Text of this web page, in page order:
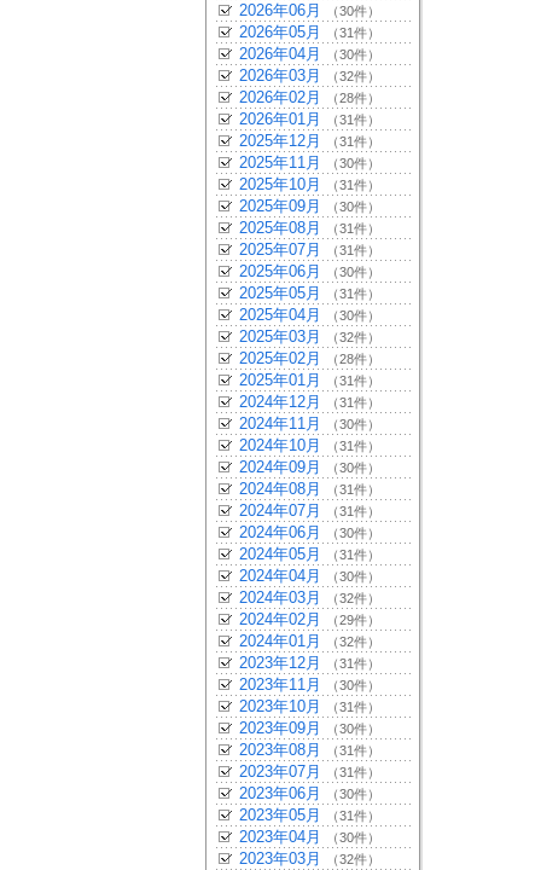
2026年06月 （30件）
2026年05月 （31件）
2026年04月 （30件）
2026年03月 （32件）
2026年02月 （28件）
2026年01月 （31件）
2025年12月 （31件）
2025年11月 （30件）
2025年10月 （31件）
2025年09月 （30件）
2025年08月 （31件）
2025年07月 （31件）
2025年06月 （30件）
2025年05月 （31件）
2025年04月 （30件）
2025年03月 （32件）
2025年02月 （28件）
2025年01月 （31件）
2024年12月 （31件）
2024年11月 （30件）
2024年10月 （31件）
2024年09月 （30件）
2024年08月 （31件）
2024年07月 （31件）
2024年06月 （30件）
2024年05月 （31件）
2024年04月 （30件）
2024年03月 （32件）
2024年02月 （29件）
2024年01月 （32件）
2023年12月 （31件）
2023年11月 （30件）
2023年10月 （31件）
2023年09月 （30件）
2023年08月 （31件）
2023年07月 （31件）
2023年06月 （30件）
2023年05月 （31件）
2023年04月 （30件）
2023年03月 （32件）